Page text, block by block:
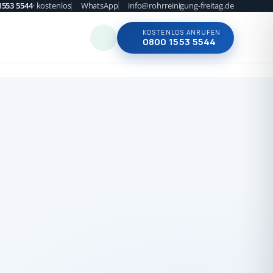
5544· kostenlos WhatsApp info@rohrreinigung-freitag.de
KOSTENLOS ANRUFEN
0800 1553 5544